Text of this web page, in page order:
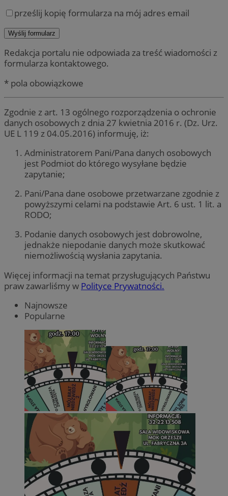
prześlij kopię formularza na mój adres email
Redakcja portalu nie odpowiada za treść wiadomości z
formularza kontaktowego.
* pola obowiązkowe
Zgodnie z art. 13 ogólnego rozporządzenia o ochronie
danych osobowych z dnia 27 kwietnia 2016 r. (Dz. Urz.
UE L 119 z 04.05.2016) informuję, iż:
Administratorem Pani/Pana danych osobowych
jest Podmiot do którego wysyłane będzie
zapytanie;
Pani/Pana dane osobowe przetwarzane zgodnie z
powyższymi celami na podstawie Art. 6 ust. 1 lit. a
RODO;
Podanie danych osobowych jest dobrowolne,
jednakże niepodanie danych może skutkować
niemożliwością wysłania zapytania.
Więcej informacji na temat przysługujących Państwu
praw zawarliśmy w Polityce Prywatności.
Najnowsze
Popularne